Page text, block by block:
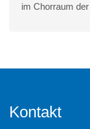
im Chorraum
Kontakt